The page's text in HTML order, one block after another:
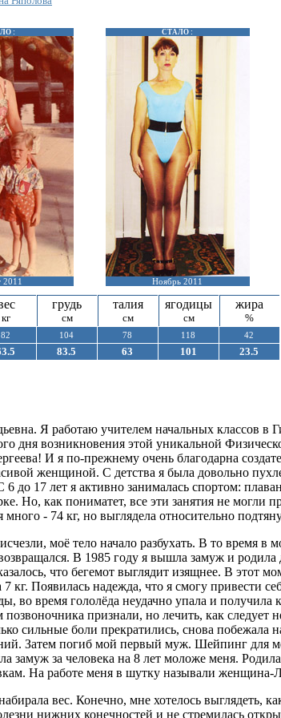
:
2011
СТАЛО :
Ноябрь 2011
кг
грудь
см
талия
см
ягодицы
см
жира
%
82 104 78 118
42
83.5 63 101 23.5
Я работаю учителем начальных классов в
дня возникновения этой уникальной
И я по-прежнему очень благодарна
женщиной. С детства я была довольно
до 17 лет я активно занималась спортом:
Но, как пониматет, все эти занятия не могли
много - 74 кг, но выглядела относительно
моё тело начало разбухать. В то время в
В 1985 году я вышла замуж и
что бегемот выглядит изящнее. В этот
кг. Появилась надежда, что я смогу привести
во время гололёда неудачно упала и
признали, но лечить, как следует
сильные боли прекратились, снова побежала
Затем погиб мой первый муж. Шейпинг для
замуж за человека на 8 лет моложе меня.
На работе меня в шутку называли женщина-
вес. Конечно, мне хотелось выглядеть,
нижних конечностей и не стремилась